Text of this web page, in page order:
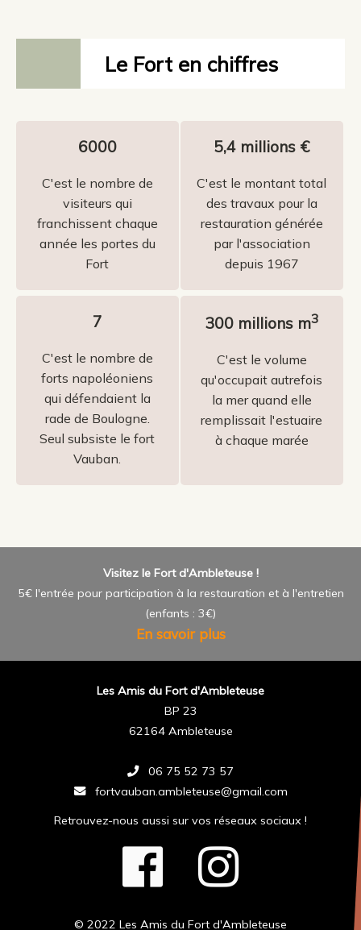
Le Fort en chiffres
6000
C'est le nombre de
visiteurs qui
franchissent chaque
année les portes du
Fort
5,4 millions €
C'est le montant total
des travaux pour la
restauration générée
par l'association
depuis 1967
7
C'est le nombre de
forts napoléoniens
qui défendaient la
rade de Boulogne.
Seul subsiste le fort
Vauban.
300 millions m3
C'est le volume
qu'occupait autrefois
la mer quand elle
remplissait l'estuaire
à chaque marée
Visitez le Fort d'Ambleteuse !
5€ l'entrée pour participation à la restauration et à l'entretien
(enfants : 3€)
En savoir plus
Les Amis du Fort d'Ambleteuse
BP 23
62164 Ambleteuse
06 75 52 73 57
fortvauban.ambleteuse@gmail.com
Retrouvez-nous aussi sur vos réseaux sociaux !
© 2022 Les Amis du Fort d'Ambleteuse